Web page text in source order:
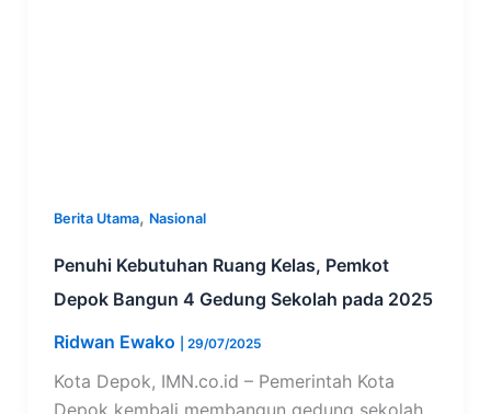
Berita Utama, Nasional
Penuhi Kebutuhan Ruang Kelas, Pemkot
Depok Bangun 4 Gedung Sekolah pada 2025
Ridwan Ewako
29/07/2025
Kota Depok, IMN.co.id – Pemerintah Kota